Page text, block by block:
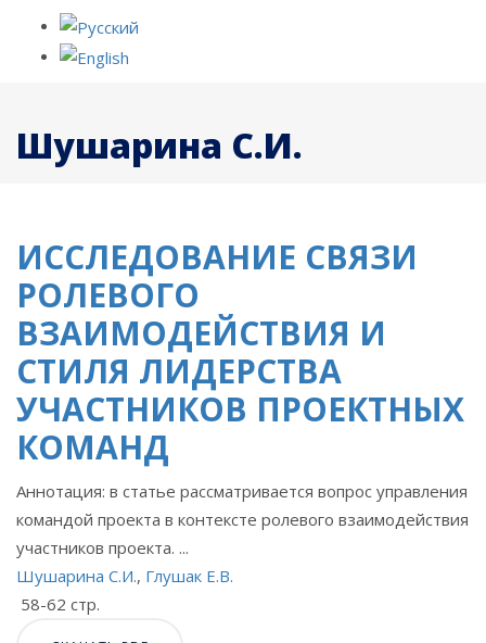
Шушарина С.И.
ИССЛЕДОВАНИЕ СВЯЗИ
РОЛЕВОГО
ВЗАИМОДЕЙСТВИЯ И
СТИЛЯ ЛИДЕРСТВА
УЧАСТНИКОВ ПРОЕКТНЫХ
КОМАНД
Аннотация: в статье рассматривается вопрос управления
командой проекта в контексте ролевого взаимодействия
участников проекта. ...
Шушарина С.И., Глушак Е.В.
58-62 стр.